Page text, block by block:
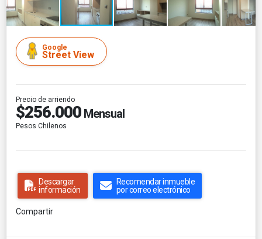
Google
Street View
Precio de arriendo
$256.000 Mensual
Pesos Chilenos
Descargar
información
Recomendar inmueble
por correo electrónico
Compartir